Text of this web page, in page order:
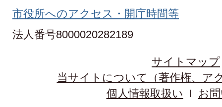
市役所へのアクセス・開庁時間等
法人番号8000020282189
サイトマップ
当サイトについて（著作権、ア
個人情報取扱い
お